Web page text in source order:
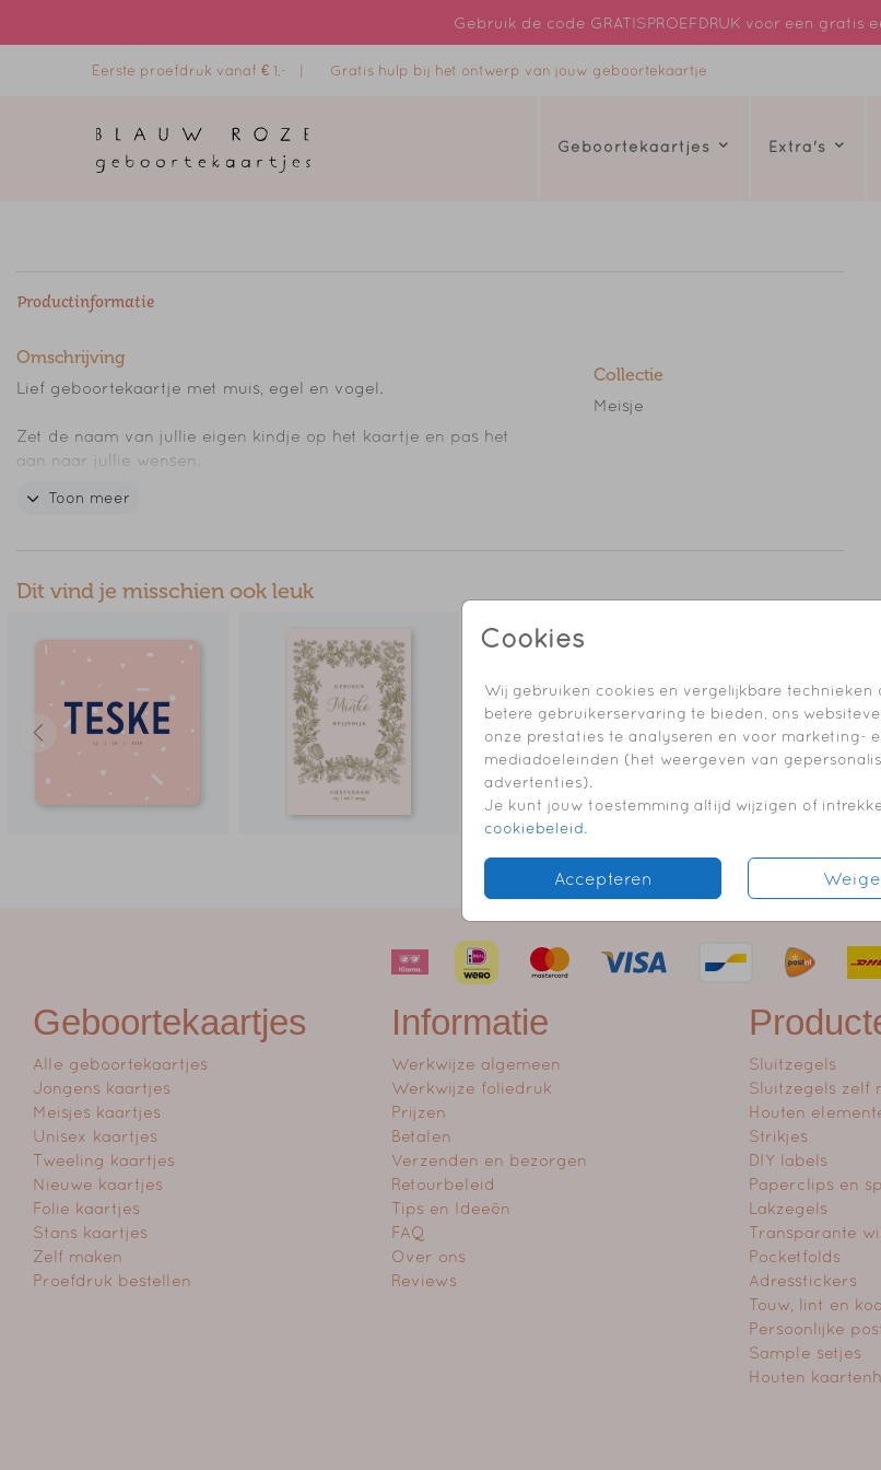
Gebruik de code GRATISPROEFDRUK voor een gratis
Eerste proefdruk vanaf € 1,- | Gratis hulp bij het ontwerp van jouw geboortekaartje
Geboortekaartjes Extra's
Cookies
Wij gebruiken cookies en vergelijkbare technieken
betere gebruikerservaring te bieden, ons
onze prestaties te analyseren en voor marketing-
mediadoeleinden (het weergeven van
advertenties).
Je kunt jouw toestemming altijd wijzigen of
cookiebeleid.
Accepteren
Productinformatie
Omschrijving
Lief geboortekaartje met muis, egel en vogel.
Zet de naam van jullie eigen kindje op het kaartje en pas het
aan naar jullie wensen.
Heb je een vraag of kom je er niet uit, mail gerust!
Toon meer
Collectie
Meisje
Dit vind je misschien ook leuk
Geboortekaartjes
Alle geboortekaartjes
Jongens kaartjes
Meisjes kaartjes
Unisex kaartjes
Tweeling kaartjes
Nieuwe kaartjes
Folie kaartjes
Stans kaartjes
Zelf maken
Proefdruk bestellen
Informatie
Werkwijze algemeen
Werkwijze foliedruk
Prijzen
Betalen
Verzenden en bezorgen
Retourbeleid
Tips en Ideeën
FAQ
Over ons
Reviews
Sluitzegels
Sluitzegels zelf
Houten
Strikjes
DIY labels
Paperclips en
Lakzegels
Transparante
Pocketfolds
Adresstickers
Touw, lint en
Persoonlijke
Sample setjes
Houten